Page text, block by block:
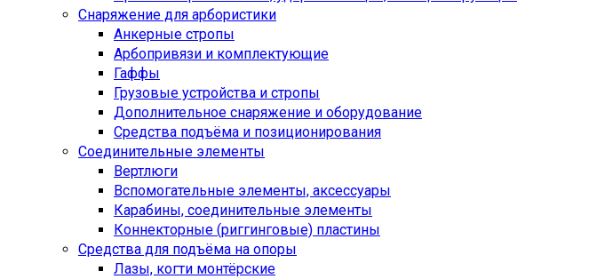
Снаряжение для арбористики
Анкерные стропы
Арбопривязи и комплектующие
Гаффы
Грузовые устройства и стропы
Дополнительное снаряжение и оборудование
Средства подъёма и позиционирования
Соединительные элементы
Вертлюги
Вспомогательные элементы, аксессуары
Карабины, соединительные элементы
Коннекторные (риггинговые) пластины
Средства для подъёма на опоры
Лазы, когти монтёрские